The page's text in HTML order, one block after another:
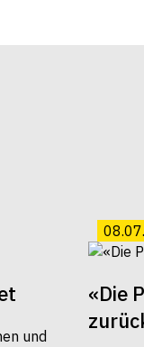
und
«Die